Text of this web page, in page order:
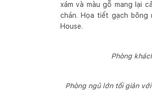
xám và màu gỗ mang lại
chán. Họa tiết gạch
House.
Phòng
Phòng ngủ lớn tối giản